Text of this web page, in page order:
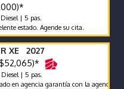
| 5 pas.
Agende su cita.
XE 2027
| 5 pas.
agencia garantía con la agencia se